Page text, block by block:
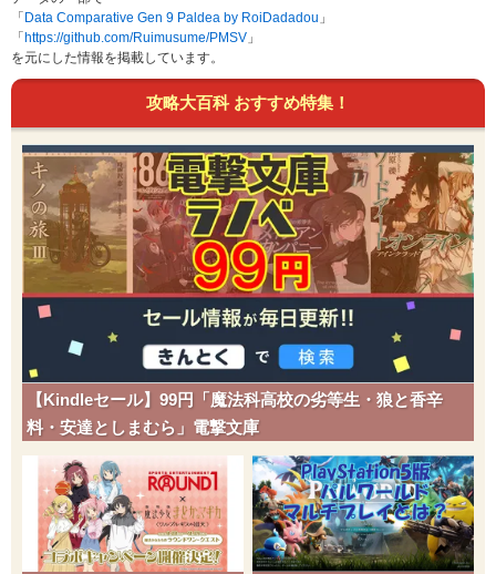
みず クイックターン
物理 威力 60
うっぷんばらし
物理 威力 75 命中 100 PP 5 (8)
ドラゴン スケイルショット
物理 威力 25 命中 90 PP 20 (32)
ノーマル すてみタックル
威力 120 命中 100 PP 15 (24)
がむしゃら
物理 1 命中 100 5 (8)
みず うずしお
特殊 威力 35 命中
みず だくりゅう
特殊 威力 90 命中 85 PP 10 (16)
ドラゴン ワイドブレイカー
「 Data Comparative Gen 9 Paldea by RoiDadadou 」
「 https://github.com/Ruimusume/PMSV 」
を元にした情報を掲載しています。
攻略大百科 おすすめ特集！
【Kindleセール】99円「魔法科高校の劣等生・狼と香辛
料・安達としまむら」電撃文庫